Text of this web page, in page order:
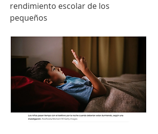
rendimiento escolar de los
pequeños